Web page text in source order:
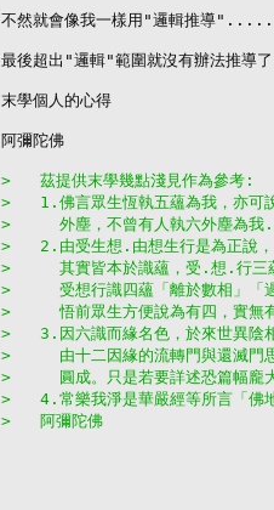
不然就會像我一樣用"邏輯推導".....
最後超出"邏輯"範圍就沒有辦法推導了
末學個人的心得
阿彌陀佛
>   茲提供末學幾點淺見作為參考:
>   1.佛言眾生恆執五蘊為我，亦可
>     外塵，不曾有人執六外塵為我.
>   2.由受生想.由想生行是為正說，
>     其實皆本於識蘊，受.想.行三
>     受想行識四蘊「離於數相」「
>     悟前眾生方便說為有四，實無
>   3.因六識而緣名色，於來世異陰
>     由十二因緣的流轉門與還滅門
>     圓成。只是若要詳述恐篇幅龐
>   4.常樂我淨是華嚴經等所言「佛
>   阿彌陀佛